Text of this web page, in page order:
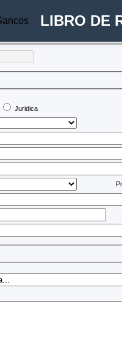
LIBRO DE
Juridica